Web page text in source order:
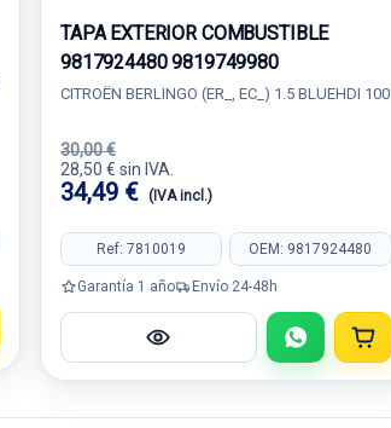
TAPA EXTERIOR COMBUSTIBLE
9817924480 9819749980
CITROËN BERLINGO (ER_, EC_) 1.5 BLUEHDI 100
30,00 €
28,50 € sin IVA.
34,49 € (IVA incl.)
Ref: 7810019 OEM: 9817924480
Garantía 1 año Envío 24-48h